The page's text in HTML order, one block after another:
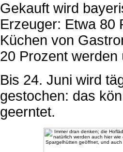
Gekauft wird
Erzeuger: Etwa 80
Küchen von
20 Prozent
Bis 24. Juni wird
gestochen: das
geerntet.